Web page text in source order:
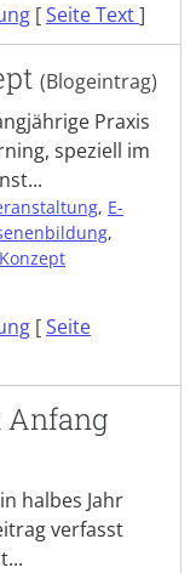
[Seite Text]
(Blogeintrag)
Praxis
speziell im
, E-
,
Konzept
[Seite
Anfang
halbes Jahr
verfasst